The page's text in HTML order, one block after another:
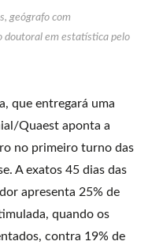
geógrafo com
doutoral em estatística pelo
que entregará uma
Quaest aponta a
no primeiro turno das
A exatos 45 dias das
apresenta 25% de
quando os
contra 19% de